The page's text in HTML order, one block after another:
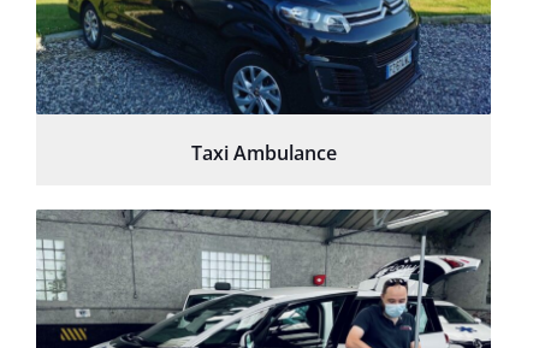
Taxi Ambulance